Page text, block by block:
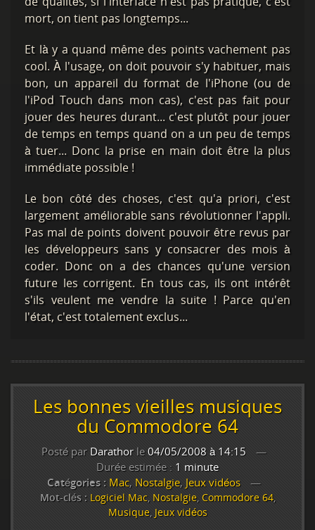
mort, on tient pas longtemps...
Et là y a quand même des points vachement pas
cool. À l'usage, on doit pouvoir s'y habituer, mais
bon, un appareil du format de l'iPhone (ou de
l'iPod Touch dans mon cas), c'est pas fait pour
jouer des heures durant... c'est plutôt pour jouer
de temps en temps quand on a un peu de temps
à tuer... Donc la prise en main doit être la plus
immédiate possible !
Le bon côté des choses, c'est qu'a priori, c'est
largement améliorable sans révolutionner l'appli.
Pas mal de points doivent pouvoir être revus par
les développeurs sans y consacrer des mois à
coder. Donc on a des chances qu'une version
future les corrigent. En tous cas, ils ont intérêt
s'ils veulent me vendre la suite ! Parce qu'en
l'état, c'est totalement exclus...
Les bonnes vieilles musiques
du Commodore 64
Posté par Darathorle04/05/2008 à 14:15
Durée estimée : 1 minute
Catégories : Mac, Nostalgie, Jeux vidéos
Mot-clés : Logiciel Mac, Nostalgie, Commodore 64,
Musique, Jeux vidéos